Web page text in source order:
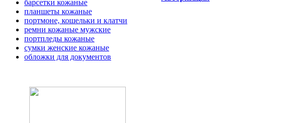
барсетки кожаные
планшеты кожаные
портмоне, кошельки и клатчи
ремни кожаные мужские
портпледы кожаные
сумки женские кожаные
обложки для документов